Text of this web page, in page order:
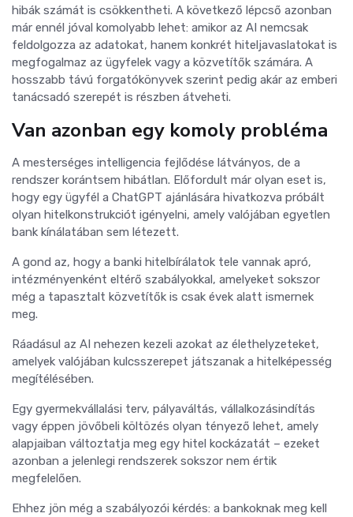
hibák számát is csökkentheti. A következő lépcső azonban
már ennél jóval komolyabb lehet: amikor az AI nemcsak
feldolgozza az adatokat, hanem konkrét hiteljavaslatokat is
megfogalmaz az ügyfelek vagy a közvetítők számára. A
hosszabb távú forgatókönyvek szerint pedig akár az emberi
tanácsadó szerepét is részben átveheti.
Van azonban egy komoly probléma
A mesterséges intelligencia fejlődése látványos, de a
rendszer korántsem hibátlan. Előfordult már olyan eset is,
hogy egy ügyfél a ChatGPT ajánlására hivatkozva próbált
olyan hitelkonstrukciót igényelni, amely valójában egyetlen
bank kínálatában sem létezett.
A gond az, hogy a banki hitelbírálatok tele vannak apró,
intézményenként eltérő szabályokkal, amelyeket sokszor
még a tapasztalt közvetítők is csak évek alatt ismernek
meg.
Ráadásul az AI nehezen kezeli azokat az élethelyzeteket,
amelyek valójában kulcsszerepet játszanak a hitelképesség
megítélésében.
Egy gyermekvállalási terv, pályaváltás, vállalkozásindítás
vagy éppen jövőbeli költözés olyan tényező lehet, amely
alapjaiban változtatja meg egy hitel kockázatát – ezeket
azonban a jelenlegi rendszerek sokszor nem értik
megfelelően.
Ehhez jön még a szabályozói kérdés: a bankoknak meg kell